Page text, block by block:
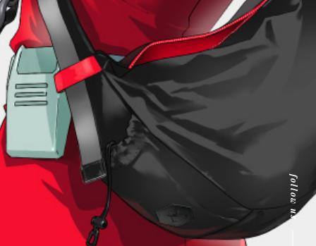
follow us